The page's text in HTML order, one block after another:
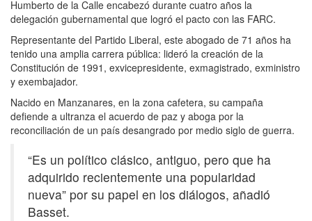
Humberto de la Calle encabezó durante cuatro años la
delegación gubernamental que logró el pacto con las FARC.
Representante del Partido Liberal, este abogado de 71 años ha
tenido una amplia carrera pública: lideró la creación de la
Constitución de 1991, exvicepresidente, exmagistrado, exministro
y exembajador.
Nacido en Manzanares, en la zona cafetera, su campaña
defiende a ultranza el acuerdo de paz y aboga por la
reconciliación de un país desangrado por medio siglo de guerra.
“Es un político clásico, antiguo, pero que ha
adquirido recientemente una popularidad
nueva” por su papel en los diálogos, añadió
Basset.